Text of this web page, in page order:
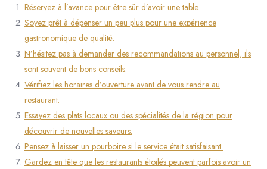
Réservez à l’avance pour être sûr d’avoir une table.
Soyez prêt à dépenser un peu plus pour une expérience
gastronomique de qualité.
N’hésitez pas à demander des recommandations au personnel, ils
sont souvent de bons conseils.
Vérifiez les horaires d’ouverture avant de vous rendre au
restaurant.
Essayez des plats locaux ou des spécialités de la région pour
découvrir de nouvelles saveurs.
Pensez à laisser un pourboire si le service était satisfaisant.
Gardez en tête que les restaurants étoilés peuvent parfois avoir un